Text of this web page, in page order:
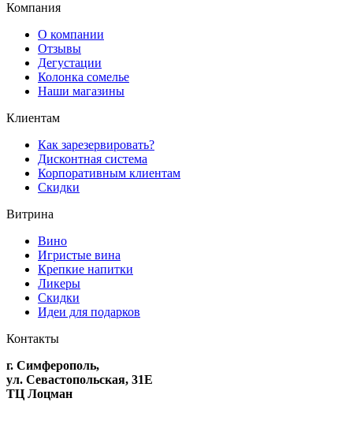
Компания
О компании
Отзывы
Дегустации
Колонка сомелье
Наши магазины
Клиентам
Как зарезервировать?
Дисконтная система
Корпоративным клиентам
Скидки
Витрина
Вино
Игристые вина
Крепкие напитки
Ликеры
Скидки
Идеи для подарков
Контакты
г. Симферополь,
ул. Севастопольская, 31Е
ТЦ Лоцман